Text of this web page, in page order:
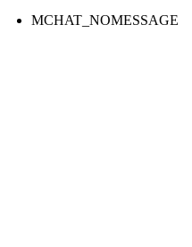
MCHAT_NOMESSAGE